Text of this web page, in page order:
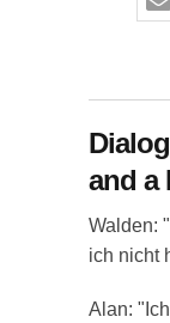
and a
Walden:
ich nicht
Alan: